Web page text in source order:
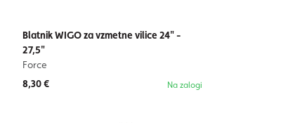
Blatnik WIGO za vzmetne vilice 24" -
27,5"
Force
8,30 €
Na zalogi